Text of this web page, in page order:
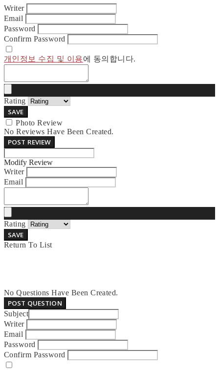
Writer
Email
Password
Confirm Password
개인정보 수집 및 이용에 동의합니다.
Rating
SAVE
Photo Review
No Reviews Have Been Created.
POST REVIEW
Modify Review
Writer
Email
Rating
SAVE
Return To List
No Questions Have Been Created.
POST QUESTION
Subject
Writer
Email
Password
Confirm Password